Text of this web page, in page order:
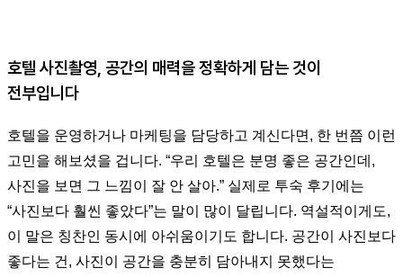
호텔 사진촬영, 공간의 매력을 정확하게 담는 것이
전부입니다
호텔을 운영하거나 마케팅을 담당하고 계신다면, 한 번쯤 이런
고민을 해보셨을 겁니다. “우리 호텔은 분명 좋은 공간인데,
사진을 보면 그 느낌이 잘 안 살아.” 실제로 투숙 후기에는
“사진보다 훨씬 좋았다”는 말이 많이 달립니다. 역설적이게도,
이 말은 칭찬인 동시에 아쉬움이기도 합니다. 공간이 사진보다
좋다는 건, 사진이 공간을 충분히 담아내지 못했다는